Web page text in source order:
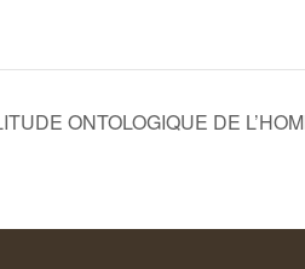
ONTOLOGIQUE DE